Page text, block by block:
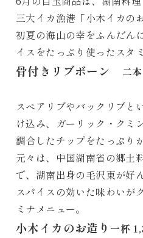
三大イカ漁港「小木イカの
初夏の海山の幸をふんだん
イスをたっぷり使ったスタ
骨付きリブボーン 二
スペアリブやバックリブと
け込み、ガーリック・クミ
調合したチップをたっぷり
元々は、中国湖南省の郷土
で、湖南出身の毛沢東が好
スパイスの効いた味わいが
ミナメニュー。
小木イカのお造り 一杯